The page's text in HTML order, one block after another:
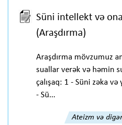
Süni intellekt və
(Araşdırma)
Araşdırma mövzumuz
suallar verək və həmin
çalışaq: 1 - Süni zəka
- Sü...
Ateizm və